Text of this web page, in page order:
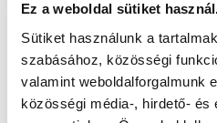
Ez a weboldal sütiket
Sütiket használunk a
szabásához, közösségi
valamint weboldalforgalmunk
közösségi média-, hirdető- és
Elfogadom az